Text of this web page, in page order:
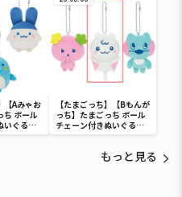
【Aみゃお
ち ボール
いぐるみ
【たまごっち】【Bもんが
っち】たまごっち ボール
チェーン付きぬいぐるみ
～Tamagotchi
もっと見る